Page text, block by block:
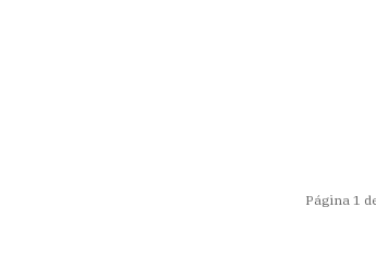
Página 1